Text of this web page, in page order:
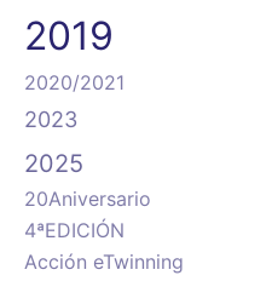
2019
2020/2021
2023
2025
20Aniversario
4ªEDICIÓN
Acción eTwinning